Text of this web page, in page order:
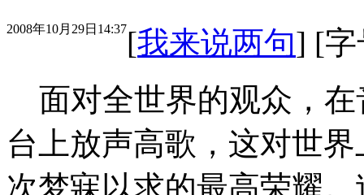
2008年10月29日14:37[我来说两句] [字
面对全世界的观众，在
台上放声高歌，这对世
次梦寐以求的最高荣耀